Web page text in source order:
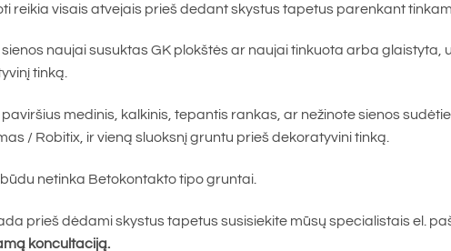
reikia visais atvejais prieš dedant skystus tapetus parenkant
sienos naujai susuktas GK plokštės ar naujai tinkuota arba
tinką.
paviršius medinis, kalkinis, tepantis rankas, ar nežinote sienos
/ Robitix, ir vieną sluoksnį gruntu prieš dekoratyvini tinką.
būdu netinka Betokontakto tipo gruntai.
prieš dėdami skystus tapetus susisiekite mūsų specialistais el.
koncultaciją.